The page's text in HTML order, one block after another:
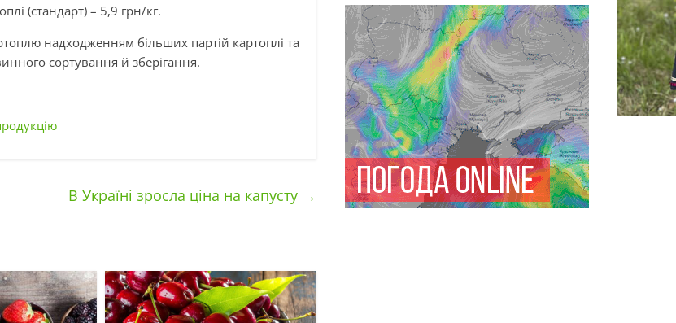
(стандарт) – 5,9 грн/кг.
надходженням більших партій картоплі та
сортування й зберігання.
В Україні зросла ціна на капусту →